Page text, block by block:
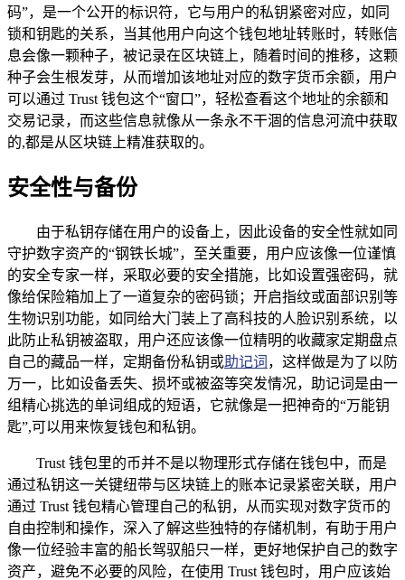
码”，是一个公开的标识符，它与用户的私钥紧密对应，如同
锁和钥匙的关系，当其他用户向这个钱包地址转账时，转账信
息会像一颗种子，被记录在区块链上，随着时间的推移，这颗
种子会生根发芽，从而增加该地址对应的数字货币余额，用户
可以通过 Trust 钱包这个“窗口”，轻松查看这个地址的余额和
交易记录，而这些信息就像从一条永不干涸的信息河流中获取
的,都是从区块链上精准获取的。
安全性与备份
由于私钥存储在用户的设备上，因此设备的安全性就如同
守护数字资产的“钢铁长城”，至关重要，用户应该像一位谨慎
的安全专家一样，采取必要的安全措施，比如设置强密码，就
像给保险箱加上了一道复杂的密码锁；开启指纹或面部识别等
生物识别功能，如同给大门装上了高科技的人脸识别系统，以
此防止私钥被盗取，用户还应该像一位精明的收藏家定期盘点
自己的藏品一样，定期备份私钥或助记词 ，这样做是为了以防
万一，比如设备丢失、损坏或被盗等突发情况，助记词是由一
组精心挑选的单词组成的短语，它就像是一把神奇的“万能钥
匙”,可以用来恢复钱包和私钥。
Trust 钱包里的币并不是以物理形式存储在钱包中，而是
通过私钥这一关键纽带与区块链上的账本记录紧密关联，用户
通过 Trust 钱包精心管理自己的私钥，从而实现对数字货币的
自由控制和操作，深入了解这些独特的存储机制，有助于用户
像一位经验丰富的船长驾驭船只一样，更好地保护自己的数字
资产，避免不必要的风险，在使用 Trust 钱包时，用户应该始